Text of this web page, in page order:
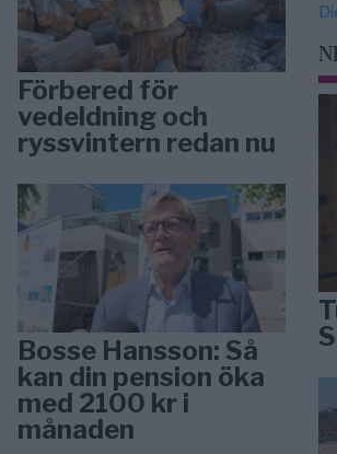
Förbered för
vedeldning och
ryssvintern redan nu
Bosse Hansson: Så
kan din pension öka
med 2100 kr i
månaden